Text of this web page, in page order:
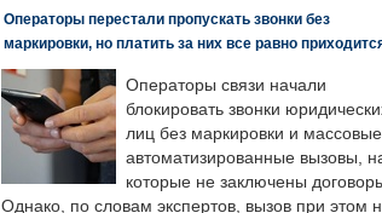
Операторы перестали пропускать звонки без
маркировки, но платить за них все равно
Операторы связи начали
блокировать звонки
лиц без маркировки и массовые
автоматизированные вызовы,
которые не заключены
Однако, по словам экспертов, вызов при этом